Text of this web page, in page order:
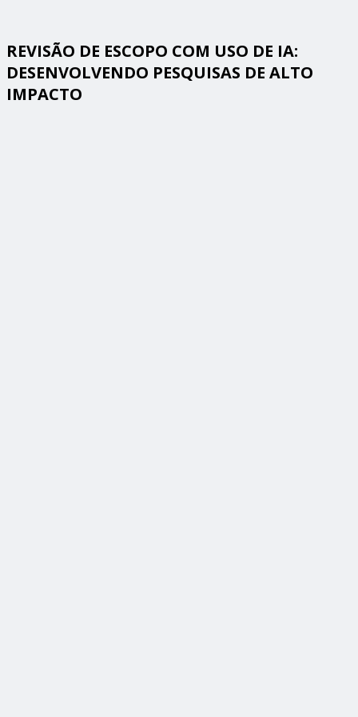
REVISÃO DE ESCOPO COM USO DE IA:
DESENVOLVENDO PESQUISAS DE ALTO
IMPACTO